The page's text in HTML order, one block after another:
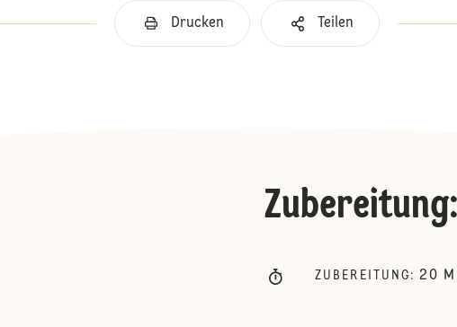
Drucken Teilen
Zubereitung:
ZUBEREITUNG : 20